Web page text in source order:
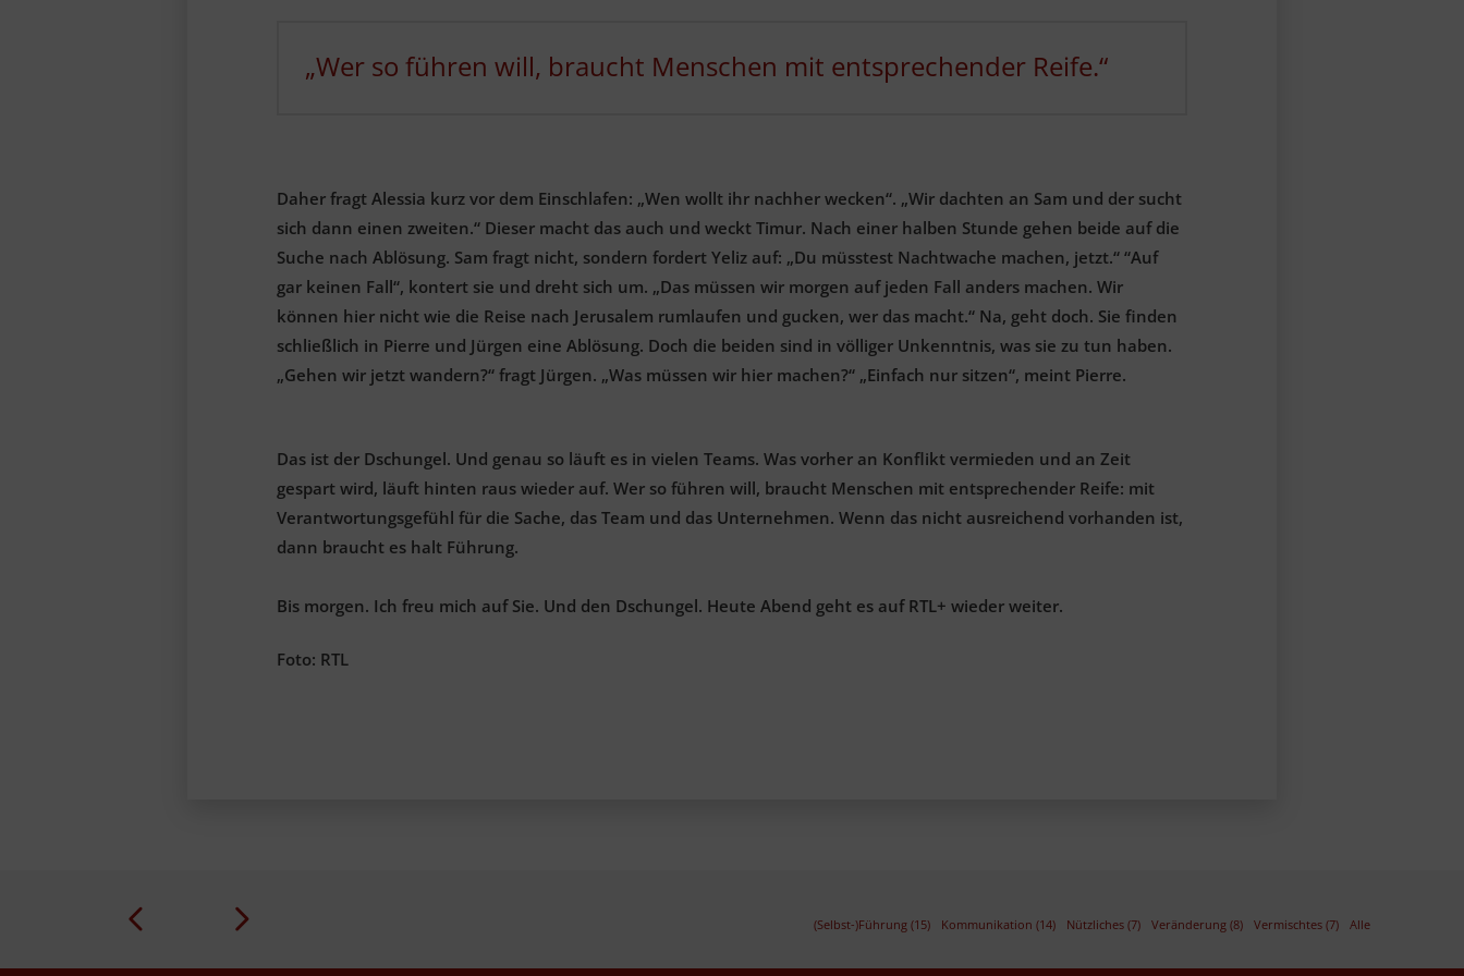
„Wer so führen will, braucht Menschen mit entsprechender Reife.“
Daher fragt Alessia kurz vor dem Einschlafen: „Wen wollt ihr nachher wecken“. „Wir dachten an Sam und der sucht
sich dann einen zweiten.“ Dieser macht das auch und weckt Timur. Nach einer halben Stunde gehen beide auf die
Suche nach Ablösung. Sam fragt nicht, sondern fordert Yeliz auf: „Du müsstest Nachtwache machen, jetzt.“ “Auf
gar keinen Fall“, kontert sie und dreht sich um. „Das müssen wir morgen auf jeden Fall anders machen. Wir
können hier nicht wie die Reise nach Jerusalem rumlaufen und gucken, wer das macht.“ Na, geht doch. Sie finden
schließlich in Pierre und Jürgen eine Ablösung. Doch die beiden sind in völliger Unkenntnis, was sie zu tun haben.
„Gehen wir jetzt wandern?“ fragt Jürgen. „Was müssen wir hier machen?“ „Einfach nur sitzen“, meint Pierre.
Das ist der Dschungel. Und genau so läuft es in vielen Teams. Was vorher an Konflikt vermieden und an Zeit
gespart wird, läuft hinten raus wieder auf. Wer so führen will, braucht Menschen mit entsprechender Reife: mit
Verantwortungsgefühl für die Sache, das Team und das Unternehmen. Wenn das nicht ausreichend vorhanden ist,
dann braucht es halt Führung.
Bis morgen. Ich freu mich auf Sie. Und den Dschungel. Heute Abend geht es auf RTL+ wieder weiter.
Foto: RTL
Prev Next (Selbst-)Führung (15) Kommunikation (14) Nützliches (7) Veränderung (8) Vermischtes (7) Alle